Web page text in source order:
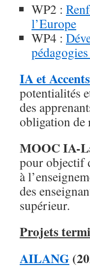
WP2 :
l’Europe
WP4 :
IA et Accents
potentialités
des
obligation de
MOOC IA-
pour objectif
à
des
supérieur.
Projets
AILANG